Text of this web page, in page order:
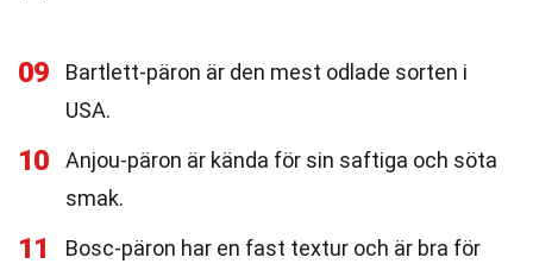
09
Bartlett-päron är den mest odlade sorten i
USA.
10
Anjou-päron är kända för sin saftiga och söta
smak.
11 Bosc-päron har en fast textur och är bra för